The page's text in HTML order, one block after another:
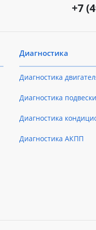
+7
Диагностика
Диагностика
Диагностика подвески
Диагностика
Диагностика АКПП